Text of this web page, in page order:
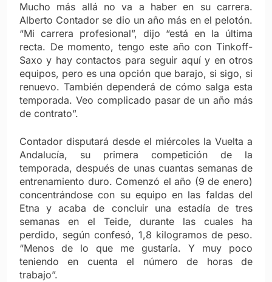
Mucho más allá no va a haber en su carrera.
Alberto Contador se dio un año más en el pelotón.
“Mi carrera profesional”, dijo “está en la última
recta. De momento, tengo este año con Tinkoff-
Saxo y hay contactos para seguir aquí y en otros
equipos, pero es una opción que barajo, si sigo, si
renuevo. También dependerá de cómo salga esta
temporada. Veo complicado pasar de un año más
de contrato”.
Contador disputará desde el miércoles la Vuelta a
Andalucía, su primera competición de la
temporada, después de unas cuantas semanas de
entrenamiento duro. Comenzó el año (9 de enero)
concentrándose con su equipo en las faldas del
Etna y acaba de concluir una estadía de tres
semanas en el Teide, durante las cuales ha
perdido, según confesó, 1,8 kilogramos de peso.
“Menos de lo que me gustaría. Y muy poco
teniendo en cuenta el número de horas de
trabajo”.